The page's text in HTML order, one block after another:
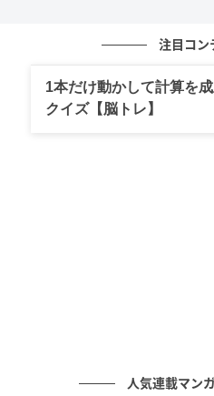
注目コン
1本だけ動かして計算を
クイズ【脳トレ】
人気連載マン